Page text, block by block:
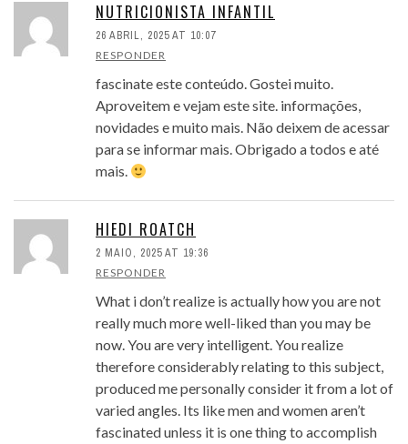
NUTRICIONISTA INFANTIL
26 ABRIL, 2025 AT 10:07
RESPONDER
fascinate este conteúdo. Gostei muito.
Aproveitem e vejam este site. informações,
novidades e muito mais. Não deixem de acessar
para se informar mais. Obrigado a todos e até
mais.
HIEDI ROATCH
2 MAIO, 2025 AT 19:36
RESPONDER
What i don’t realize is actually how you are not
really much more well-liked than you may be
now. You are very intelligent. You realize
therefore considerably relating to this subject,
produced me personally consider it from a lot of
varied angles. Its like men and women aren’t
fascinated unless it is one thing to accomplish